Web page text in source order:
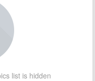
list is hidden